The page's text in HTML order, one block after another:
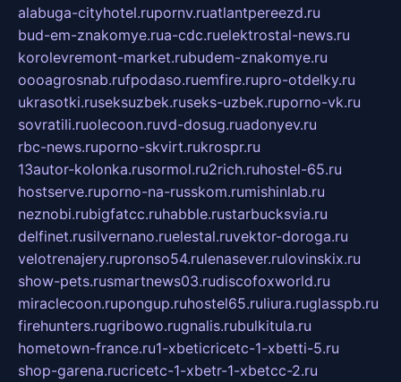
alabuga-cityhotel.rupornv.ruatlantpereezd.ru
bud-em-znakomye.rua-cdc.ruelektrostal-news.ru
korolevremont-market.rubudem-znakomye.ru
oooagrosnab.rufpodaso.ruemfire.rupro-otdelky.ru
ukrasotki.ruseksuzbek.ruseks-uzbek.ruporno-vk.ru
sovratili.ruolecoon.ruvd-dosug.ruadonyev.ru
rbc-news.ruporno-skvirt.rukrospr.ru
13autor-kolonka.rusormol.ru2rich.ruhostel-65.ru
hostserve.ruporno-na-russkom.rumishinlab.ru
neznobi.rubigfatcc.ruhabble.rustarbucksvia.ru
delfinet.rusilvernano.ruelestal.ruvektor-doroga.ru
velotrenajery.rupronso54.rulenasever.rulovinskix.ru
show-pets.rusmartnews03.rudiscofoxworld.ru
miraclecoon.rupongup.ruhostel65.ruliura.ruglasspb.ru
firehunters.rugribowo.rugnalis.rubulkitula.ru
hometown-france.ru1-xbeticricetc-1-xbetti-5.ru
shop-garena.rucricetc-1-xbetr-1-xbetcc-2.ru